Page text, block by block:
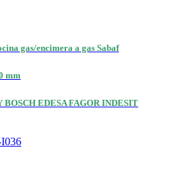
gas/encimera a gas Sabaf
mm
BOSCH EDESA FAGOR INDESIT